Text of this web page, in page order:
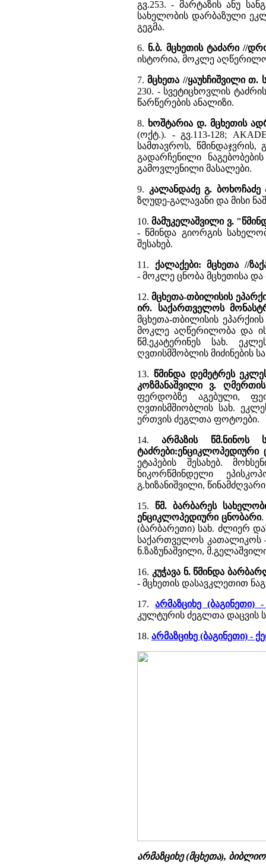
გვ.253. - მარტაზის ანუ
სახელობის დარბაზული
გეგმა.
6. ნ.ბ. მცხეთის ტაძარი //
ისტორია, მოკლე
7.მცხეთა //ყაუხჩიშვილი
230. - სვეტიცხოვლის
წარწერების ანალიზი.
8. ხოშტარია დ. მცხეთის
(ოქტ.). - გვ.113-128;
სამთავროს, წმინდაჯვრის,
გადარჩენილი
გამოვლენილი მასალები.
9. კალანდაძე გ. ბოხოჩაძე
ზღუდე-გალავანი და მისი
10. მამუკელაშვილი ვ.
- წმინდა გიორგის
შესახებ.
11. ქალაქები: მცხეთა //
- მოკლე ცნობა მცხეთისა და
12.მცხეთა-თბილისის
ირ. საქართველოს
მცხეთა-თბილისის
მოკლე აღწერილობა და
წმ.ეკატერინეს სახ.
ღვთისმშობლის მიძინების
13. წმინდა დემეტრეს
კოზმანაშვილი ვ.
ფერდობზე აგებული,
ღვთისმშიობლის სახ.
ერთვის ძეგლთა ფოტოები.
14.არმაზის
ტაძრები:ენციკლოპედიური
ეტაპების შესახებ.
ნიკორწმინდელი
გ.ხიზანიშვილი,
15. წმ. ბარბარეს
ენციკლოპედიური ცნობარი.
(ბარბარეთი) სახ. ძლიერ
საქართველოს კათალიკოს -
ნ.ზაზუნაშვილი,
16. კუჭავა ნ. წმინდა
- მცხეთის დასავკლეთით
17.
არმაზციხე (ბაგინეთი)
კულტურის ძეგლთა დაცვის
18. არმაზციხე (ბაგინეთი) -
არმაზციხე (მცხეთა),